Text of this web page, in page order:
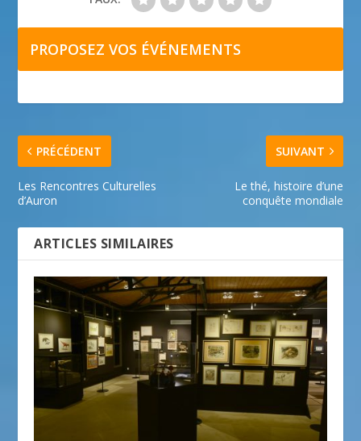
PROPOSEZ VOS ÉVÉNEMENTS
PRÉCÉDENT
Les Rencontres Culturelles
d’Auron
SUIVANT
Le thé, histoire d’une
conquête mondiale
ARTICLES SIMILAIRES